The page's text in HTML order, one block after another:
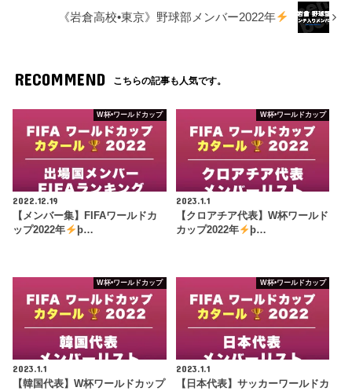
《岩倉高校•東京》野球部メンバー2022年
RECOMMEND こちらの記事も人気です。
W杯•ワールドカップ
2022.12.19
【メンバー集】FIFAワールドカ
ップ2022年
þ…
W杯•ワールドカップ
2023.1.1
【クロアチア代表】W杯ワールド
カップ2022年
þ…
W杯•ワールドカップ
2023.1.1
【韓国代表】W杯ワールドカップ
W杯•ワールドカップ
2023.1.1
【日本代表】サッカーワールドカ